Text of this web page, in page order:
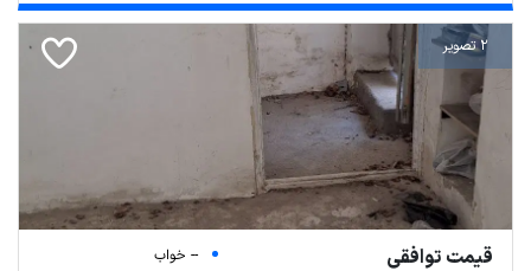
2 تصویر
قیمت توافقی
-- خواب